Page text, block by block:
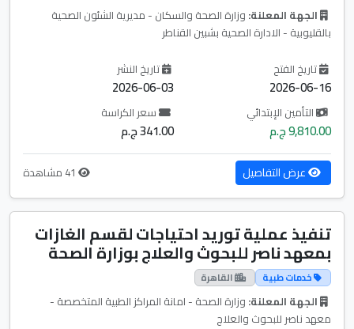
الجهة المعلنة: وزارة الصحة والسكان - مديرية الشئون الصحية
بالقليوبية - الادارة الصحية بشبين القناطر
تاريخ الفتح
2026-06-16
تاريخ النشر
2026-06-03
التأمين الإبتدائي
9,810.00 ج.م
سعر الكراسة
341.00 ج.م
عرض التفاصيل
تنفيذ عملية توريد احتياجات لقسم الغازات
بمعهد ناصر للبحوث والعلاج بوزارة الصحة
خدمات طبية القاهرة
الجهة المعلنة: وزارة الصحة - امانة المراكز الطبية المتخصصة -
معهد ناصر للبحوث والعلاج